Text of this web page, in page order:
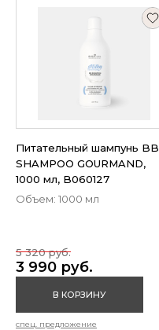
Питательный шампунь BB
SHAMPOO GOURMAND,
1000 мл, B060127
Объем: 1000 мл
3 990 руб.
5 320 руб.
В КОРЗИНУ
спец. предложение